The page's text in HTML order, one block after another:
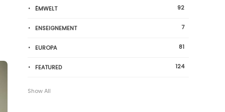
ËMWELT 92
ENSEIGNEMENT 7
EUROPA 81
FEATURED 124
Show All